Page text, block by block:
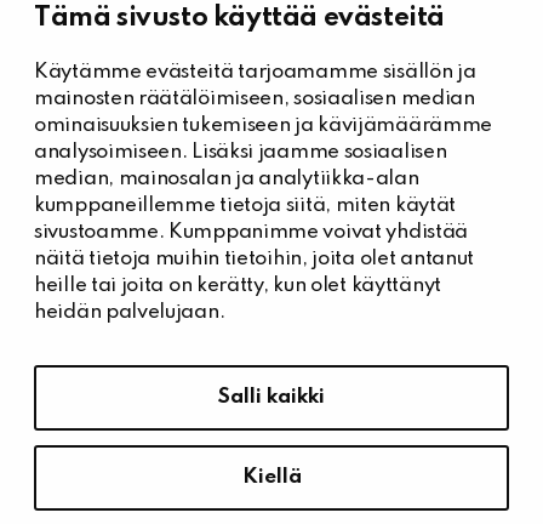
Tämä sivusto käyttää evästeitä
Käytämme evästeitä tarjoamamme sisällön ja
mainosten räätälöimiseen, sosiaalisen median
ominaisuuksien tukemiseen ja kävijämäärämme
analysoimiseen. Lisäksi jaamme sosiaalisen
median, mainosalan ja analytiikka-alan
kumppaneillemme tietoja siitä, miten käytät
sivustoamme. Kumppanimme voivat yhdistää
näitä tietoja muihin tietoihin, joita olet antanut
heille tai joita on kerätty, kun olet käyttänyt
heidän palvelujaan.
Salli kaikki
Kiellä
Kiinteistöhuolto
Päivystysnumero, Kiinteistöässät
044 704 7632
Kiinteistönhuollon yhteystiedot
Tee vikailmoitus